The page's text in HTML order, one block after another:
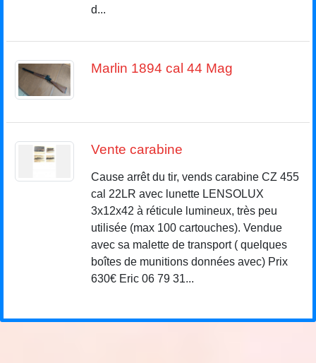
d...
Marlin 1894 cal 44 Mag
Vente carabine
Cause arrêt du tir, vends carabine CZ 455
cal 22LR avec lunette LENSOLUX
3x12x42 à réticule lumineux, très peu
utilisée (max 100 cartouches). Vendue
avec sa malette de transport ( quelques
boîtes de munitions données avec) Prix
630€ Eric 06 79 31...